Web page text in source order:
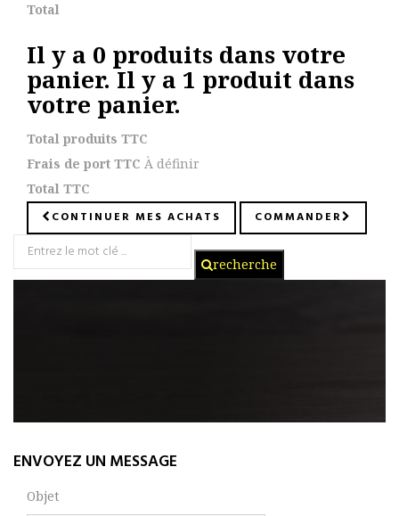
Total
Il y a 0 produits dans votre
panier.Il y a 1 produit dans
votre panier.
Total produits TTC
Frais de port TTC À définir
Total TTC
CONTINUER MES ACHATS COMMANDER
recherche
ENVOYEZ UN MESSAGE
Objet